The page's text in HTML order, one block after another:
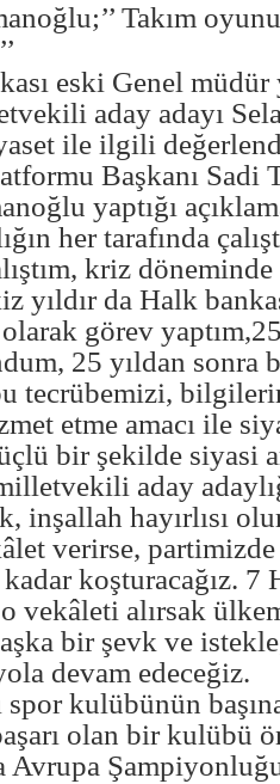
Takım
eski Genel müdür
aday adayı
ile ilgili
Başkanı Sadi
yaptığı
her tarafında
kriz
yıldır da Halk
görev
25 yıldan sonra
tecrübemizi,
etme amacı ile
bir şekilde siyasi
aday
inşallah hayırlısı
verirse,
koşturacağız. 7
vekâleti alırsak
bir şevk ve
devam edeceğiz.
spor kulübünün
olan bir kulübü
Avrupa